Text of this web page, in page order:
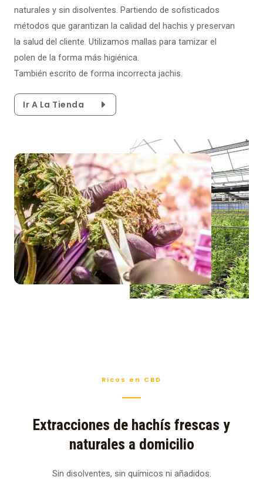
naturales y sin disolventes. Partiendo de sofisticados
métodos que garantizan la calidad del hachis y preservan
la salud del cliente. Utilizamos mallas para tamizar el
polen de la forma más higiénica.
También escrito de forma incorrecta jachis.
Ir A La Tienda
Ricos en CBD
Extracciones de hachís frescas y
naturales a domicilio
Sin disolventes, sin químicos ni añadidos.